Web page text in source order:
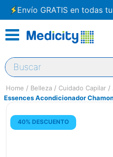
Envío GRATIS en todas
Buscar
Belleza Cuidado Capilar
Essences Acondicionador
40% DESCUENTO